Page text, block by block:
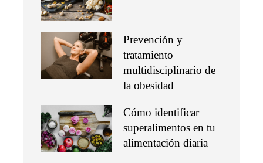
Prevención y
tratamiento
multidisciplinario de
la obesidad
Cómo identificar
superalimentos en tu
alimentación diaria